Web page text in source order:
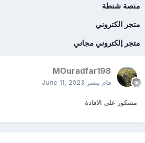
منصة شنطة
متجر الكتروني
متجر إلكتروني مجاني
MOuradfar198
قام بنشر June 11, 2023
مشكور على الافادة